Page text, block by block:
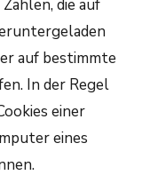
die auf
auf bestimmte
In der Regel
einer
eines